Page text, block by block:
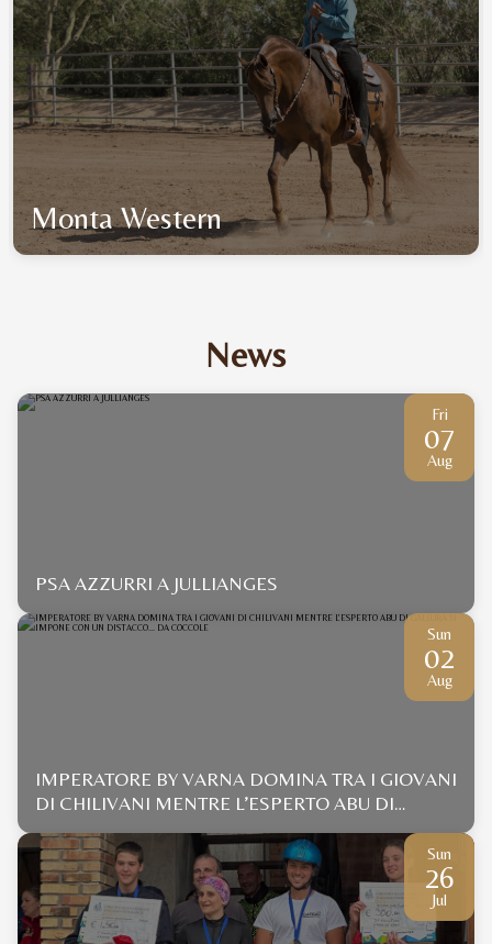
Monta Western
News
Fri
07
Aug
PSA AZZURRI A JULLIANGES
Sun
02
Aug
IMPERATORE BY VARNA DOMINA TRA I GIOVANI
DI CHILIVANI MENTRE L’ESPERTO ABU DI
GALLURA SI IMPONE CON UN DISTACCO... DA
COCCOLE
Sun
26
Jul